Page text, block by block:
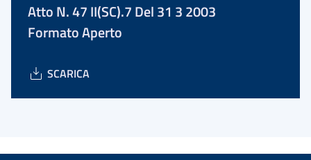
Atto N. 47 II(SC).7 Del 31 3 2003
Formato Aperto
SCARICA